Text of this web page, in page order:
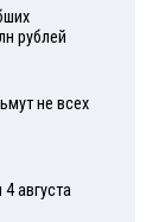
рублей
не всех
августа